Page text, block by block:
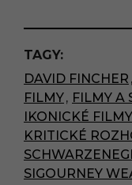
t
P
a
g
i
n
a
t
TAGY:
DAVID FINCHER ,
FILMY, FILMY A
IKONICKÉ FILMY
KRITICKÉ
SIGOURNEY